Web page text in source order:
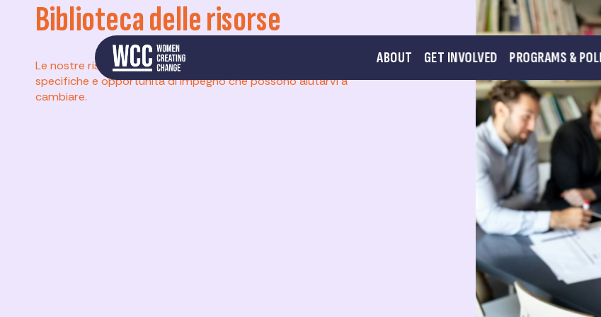
ABOUT GET INVOLVED PROGRAMS &
Biblioteca delle risorse
Le nostre risorse complete vi indicano materiali didattici, questioni
specifiche e opportunità di impegno che possono aiutarvi a
cambiare.